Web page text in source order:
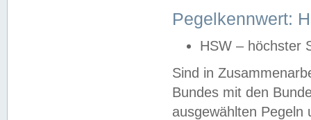
Pegelkennwert:
HSW – höchster
Sind in
Bundes mit den
ausgewählten